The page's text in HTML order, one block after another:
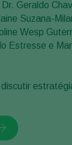
Geraldo
Suzana-
Wesp
Estresse e